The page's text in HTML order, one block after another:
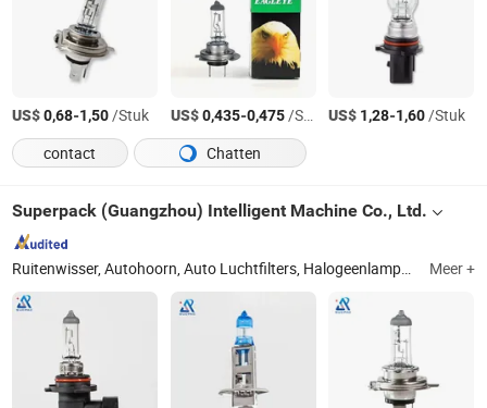
US$0,68-1,50/Stuk US$0,435-0,475/Stuk US$ 1,28-1,60/Stuk
contact
Chatten
Superpack (Guangzhou) Intelligent Machine Co., Ltd.
Ruitenwisser, Autohoorn, Auto Luchtfilters, Halogeenlampen, Bougie, Relais, Remblokken, Brandstofinjector, Schokdemper, LED Koplamp Meer +